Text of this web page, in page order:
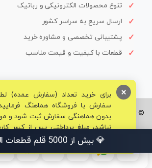
تنوع محصولات الکترونیکی و رباتیک
ارسال سریع به سراسر کشور
پشتیبانی تخصصی و مشاوره خرید
قطعات با کیفیت و قیمت مناسب
© تمامی حقوق برای فروشگاه تخصصی قم
برای خرید تعداد (سفارش عمده)
سفارش با فروشگاه هماهنگ
بدون هماهنگی سفارش ثبت شود و
نباشد، مبلغ پرداختی پس از کسر
مالیاتی به حساب شما بازگشت داده
×
💎 بیش از 5000 قلم